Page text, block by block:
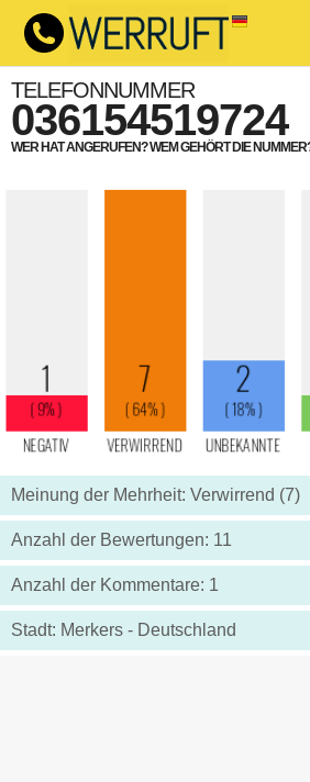
TELEFONNUMMER
036154519724
WER HAT ANGERUFEN? WEM GEHÖRT DIE
Meinung der Mehrheit: Verwirrend (7)
Anzahl der Bewertungen: 11
Anzahl der Kommentare: 1
Stadt: Merkers - Deutschland